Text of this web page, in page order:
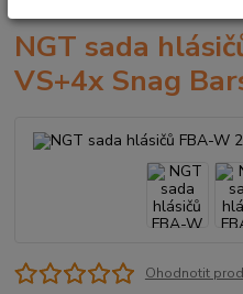
NGT sada
VS+4x Snag
Ohodnotit